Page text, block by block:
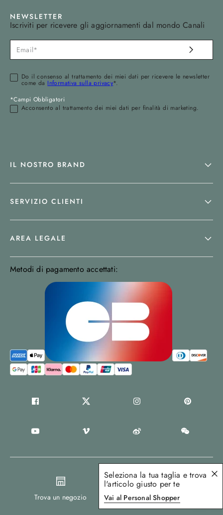
NEWSLETTER
Iscriviti per ricevere gli aggiornamenti dal mondo Canali
Do il consenso al trattamento dei miei dati per ricevere le newsletter
come da Informativa sulla privacy*.
*Campi Obbligatori
Acconsento al trattamento dei miei dati per finalità di marketing.
IL NOSTRO BRAND
SERVIZIO CLIENTI
AREA LEGALE
Trova un negozio
Metodi di pagamento accettati:
Seleziona la tua taglia e trova
l'articolo giusto per te
Vai al Personal Shopper